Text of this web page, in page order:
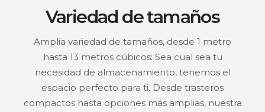
Variedad de tamaños
Amplia variedad de tamaños, desde 1 metro
hasta 13 metros cúbicos: Sea cual sea tu
necesidad de almacenamiento, tenemos el
espacio perfecto para ti. Desde trasteros
compactos hasta opciones más amplias, nuestra